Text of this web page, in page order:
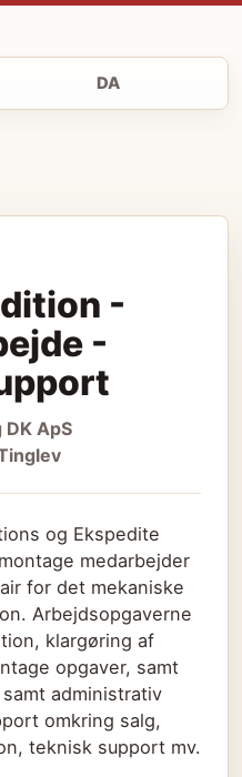
DA
-
-
DK ApS
og Ekspedite
medarbejder
for det mekaniske
Arbejdsopgaverne
klargøring af
opgaver, samt
administrativ
omkring salg,
teknisk support mv.